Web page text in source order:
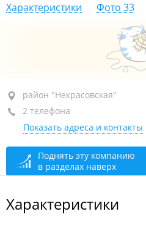
Характеристики Фото 33
район "Некрасовская", ул.
2-й этаж
+7 904 629-99-89директор
сегодня закрыто
район "Некрасовская"
2 телефона
Показать адреса и контакты
Поднять эту компанию
в разделах наверх
Характеристики